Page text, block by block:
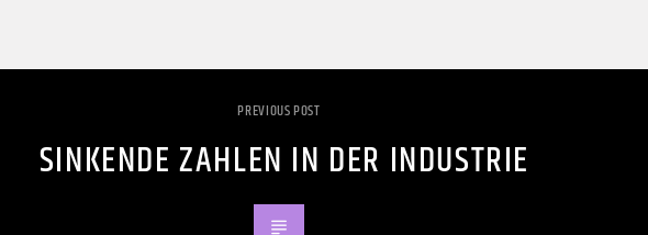
PREVIOUS POST
SINKENDE ZAHLEN IN DER INDUSTRIE